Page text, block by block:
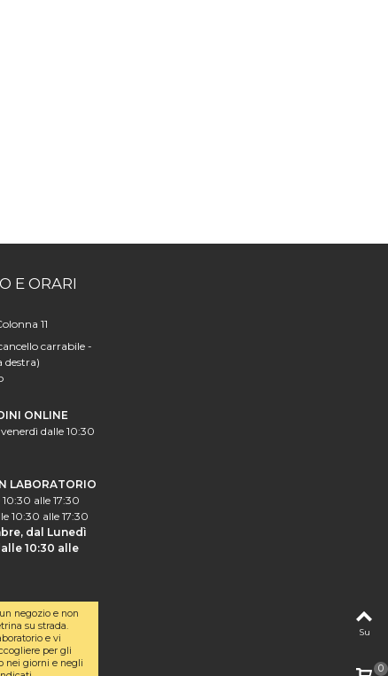
E ORARI
11
carrabile -
destra)
ONLINE
dalle 10:30
LABORATORIO
alle 17:30
10:30 alle 17:30
dal Lunedì
10:30 alle
negozio e non
su strada.
e vi
per gli
nei giorni e negli
Su
0